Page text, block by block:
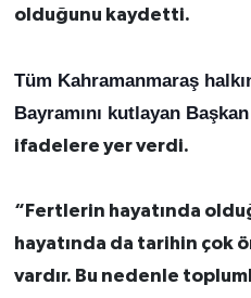
olduğunu kaydetti.
Tüm Kahramanmaraş
Bayramını kutlayan Başkan
ifadelere yer verdi.
“Fertlerin hayatında
hayatında da tarihin çok
vardır. Bu nedenle